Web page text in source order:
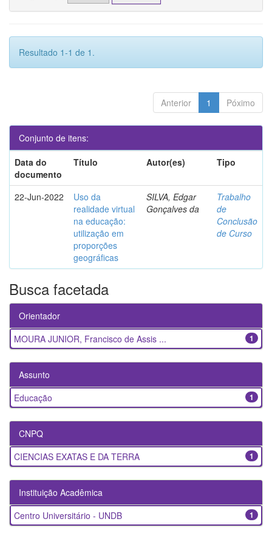
Resultado 1-1 de 1.
Anterior 1 Póximo
Conjunto de itens:
Data do
documento
Título Autor(es) Tipo
22-Jun-2022
Uso da
realidade virtual
na educação:
utilização em
proporções
geográficas
SILVA, Edgar
Gonçalves da
Trabalho
de
Conclusão
de Curso
Busca facetada
Orientador
1
MOURA JUNIOR, Francisco de Assis ...
Assunto
1
Educação
CNPQ
1
CIENCIAS EXATAS E DA TERRA
Instituição Acadêmica
1
Centro Universitário - UNDB